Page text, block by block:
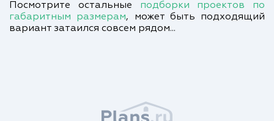
Посмотрите остальные подборки проектов по
габаритным размерам, может быть подходящий
вариант затаился совсем рядом...